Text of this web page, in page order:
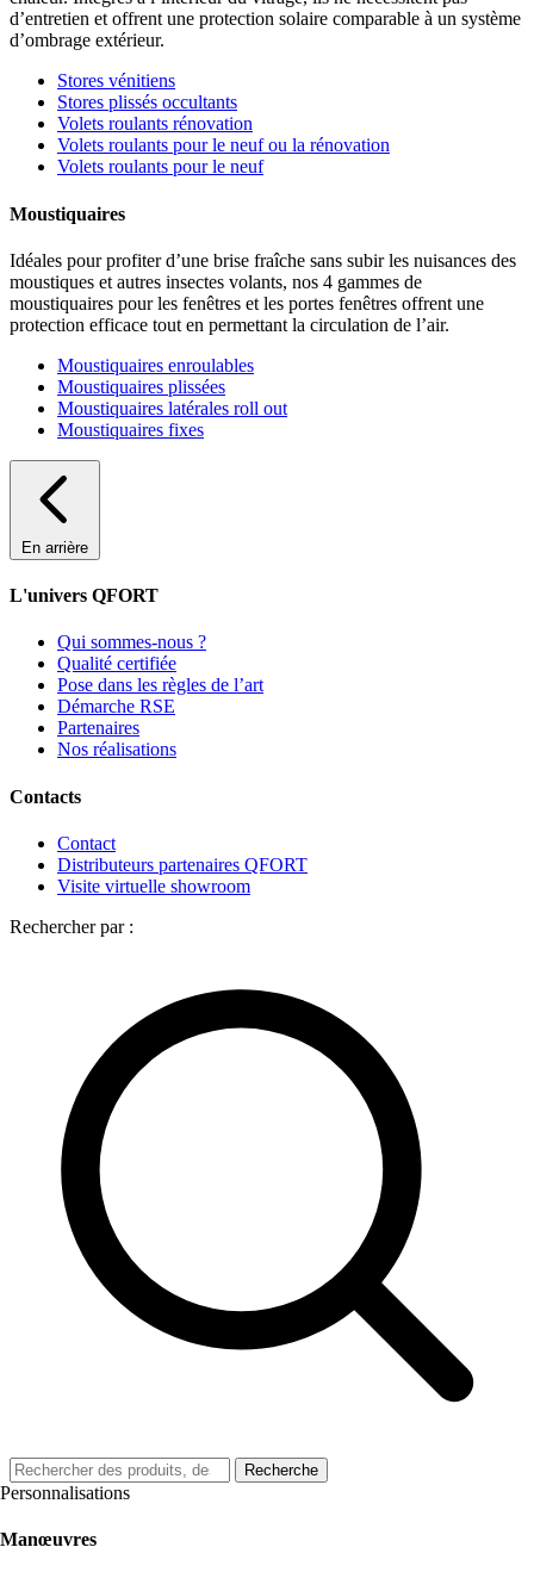
d’entretien et offrent une protection solaire comparable à un système
d’ombrage extérieur.
Stores vénitiens
Stores plissés occultants
Volets roulants rénovation
Volets roulants pour le neuf ou la rénovation
Volets roulants pour le neuf
Moustiquaires
Idéales pour profiter d’une brise fraîche sans subir les nuisances des
moustiques et autres insectes volants, nos 4 gammes de
moustiquaires pour les fenêtres et les portes fenêtres offrent une
protection efficace tout en permettant la circulation de l’air.
Moustiquaires enroulables
Moustiquaires plissées
Moustiquaires latérales roll out
Moustiquaires fixes
En arrière
L'univers QFORT
Qui sommes-nous ?
Qualité certifiée
Pose dans les règles de l’art
Démarche RSE
Partenaires
Nos réalisations
Contacts
Contact
Distributeurs partenaires QFORT
Visite virtuelle showroom
Rechercher par :
Recherche
Personnalisations
Manœuvres